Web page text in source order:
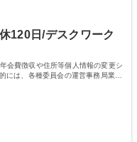
入社後は上記いずれかの部門
都庁グル
／有給年平均16日取得
々なプロジェクト：駐車場
を兼ねた広告「ブライトサ
出す活動を積極的に行って
120日/デスクワーク
会費徴収や住所等個人情報の変更シ
には、各種委員会の運営事務局業務